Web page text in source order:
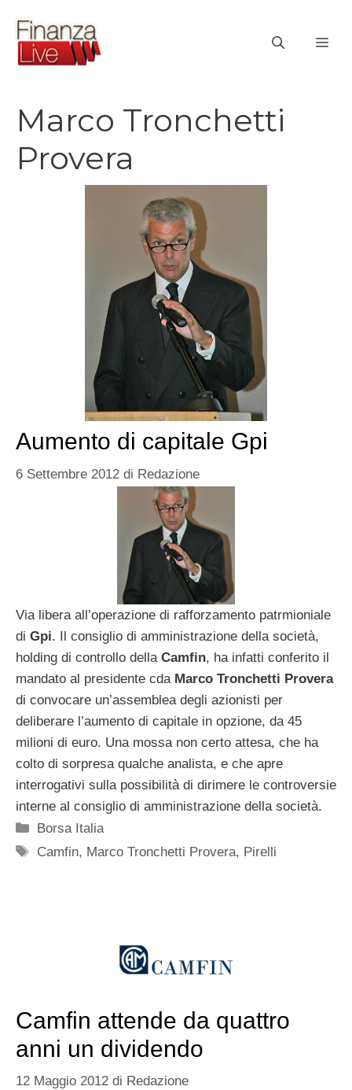
contenuto
Marco Tronchetti
Provera
Aumento di capitale Gpi
6 Settembre 2012 di Redazione
Via libera all’operazione di rafforzamento patrmioniale
di Gpi. Il consiglio di amministrazione della società,
holding di controllo della Camfin, ha infatti conferito il
mandato al presidente cda Marco Tronchetti Provera
di convocare un’assemblea degli azionisti per
deliberare l’aumento di capitale in opzione, da 45
milioni di euro. Una mossa non certo attesa, che ha
colto di sorpresa qualche analista, e che apre
interrogativi sulla possibilità di dirimere le controversie
interne al consiglio di amministrazione della società.
Categorie
Borsa Italia
Tag
Camfin, Marco Tronchetti Provera, Pirelli
Camfin attende da quattro
anni un dividendo
12 Maggio 2012 di Redazione